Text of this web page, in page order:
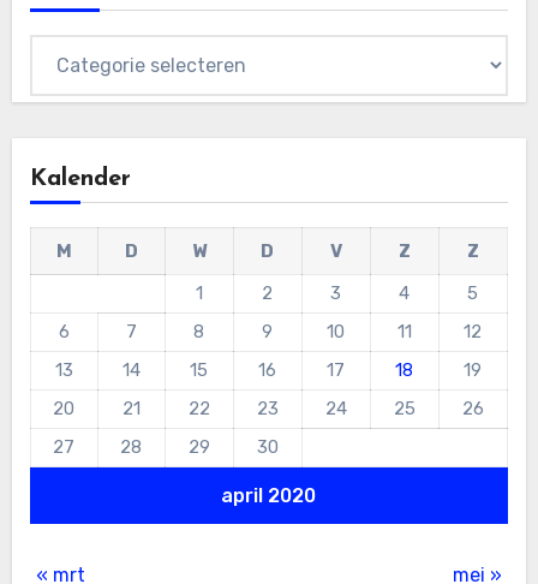
Kalender
april 2020
M D W D V Z
Z
1
2 3 4
5
6
7 8 9 10 11
12
13
14 15 16 17 18
19
20
21 22 23 24 25
26
27
28 29 30
« mrt mei »